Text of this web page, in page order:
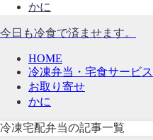
かに
今日も冷食で済ませます。
HOME
冷凍弁当・宅食サービス
お取り寄せ
かに
冷凍宅配弁当の記事一覧